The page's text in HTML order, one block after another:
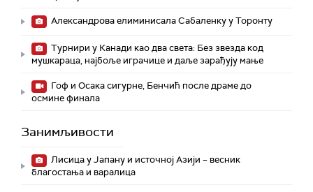
Александрова елиминисала Сабаленку у Торонту
Турнири у Канади као два света: Без звезда код
мушкараца, најбоље играчице и даље зарађују мање
Гоф и Осака сигурне, Бенчић после драме до
осмине финала
Занимљивости
Лисица у Јапану и источној Азији – весник
благостања и варалица